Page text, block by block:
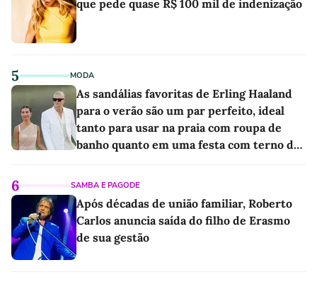
que pede quase R$ 100 mil de indenização
5 MODA
As sandálias favoritas de Erling Haaland
para o verão são um par perfeito, ideal
tanto para usar na praia com roupa de
banho quanto em uma festa com terno de
6 SAMBA E PAGODE
Após décadas de união familiar, Roberto
Carlos anuncia saída do filho de Erasmo
de sua gestão